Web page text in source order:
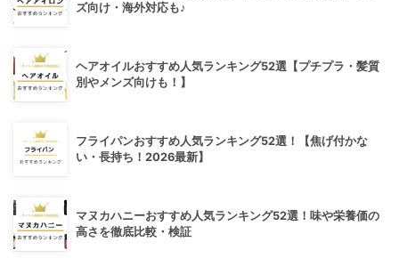
ズ向け・海外対応も♪
ヘアオイルおすすめ人気ランキング52選【プチプラ・髪質
別やメンズ向けも！】
フライパンおすすめ人気ランキング52選！【焦げ付かな
い・長持ち！2026最新】
マヌカハニーおすすめ人気ランキング52選！味や栄養価の
高さを徹底比較・検証